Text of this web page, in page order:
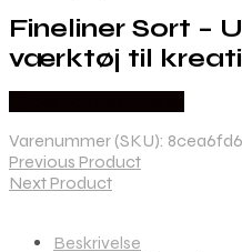
Fineliner Sort –
værktøj til
Varenummer (SKU):
Previous Product
Next Product
Beskrivelse